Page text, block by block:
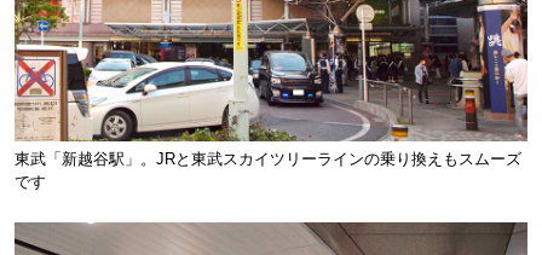
東武「新越谷駅」。JRと東武スカイツリーラインの乗り換えもスムーズ
です